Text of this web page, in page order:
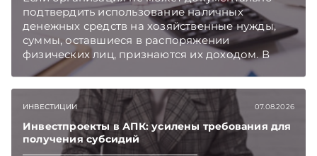
подтвердить использование наличных
денежных средств на хозяйственные нужды,
суммы, оставшиеся в распоряжении
физических лиц, признаются их доходом. В
этом случае организация как налоговый агент
бюджет подоходный налог, напоминает МНС.
ИНВЕСТИЦИИ 07.08.2026
Инвестпроекты в АПК: усилены требования для
получения субсидий